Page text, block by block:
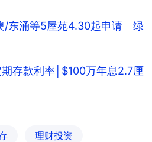
/东涌等5屋苑4.30起申请 绿
存款利率│$100万年息2.7厘
理财投资